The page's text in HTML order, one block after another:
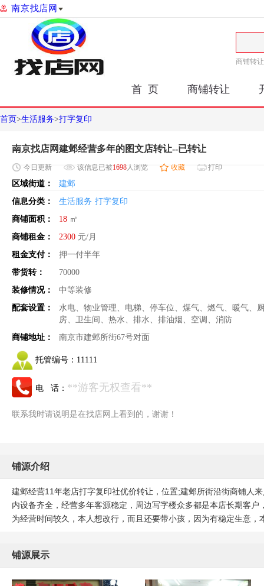
南京找店网
商铺转让
首 页 商铺转让
首页>生活服务>打字复印
南京找店网建邺经营多年的图文店转让--已转让
今日 更新 该信息已被1698人浏览 收藏 打印
区域街道：
建邺
信息分类：
生活服务 打字复印
商铺面积：
18 ㎡
商铺租金：
2300 元/月
租金支付：
押一付半年
带货转：
70000
装修情况：
中等装修
配套设置：
水电、物业管理、电梯、停车位、煤气、燃气、暖气、
房、卫生间、热水、排水、排油烟、空调、消防
商铺地址：
南京市建邺所街67号对面
托管编号： 11111
电 话： **游客无权查看**
联系我时请说明是在找店网上看到的，谢谢！
铺源介绍
建邺经营11年老店打字复印社优价转让，位置;建邺所街沿街商铺人
内设备齐全，经营多年客源稳定，周边写字楼众多都是本店长期客
为经营时间较久，本人想改行，而且还要带小孩，因为有稳定生意
铺源展示